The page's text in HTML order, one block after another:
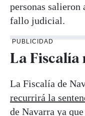
personas salieron
fallo judicial.
PUBLICIDAD
La
La Fiscalía de
recurrirá la
de Navarra ya